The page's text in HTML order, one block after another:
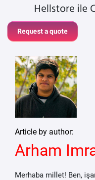
Hellstore ile
Request a quote
Article by author:
Arham
Merhaba millet! Ben,